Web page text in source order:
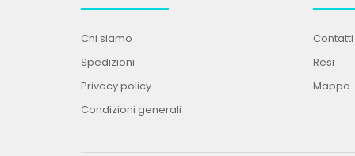
Chi siamo
Spedizioni
Privacy policy
Condizioni generali
Contatti
Resi
Mappa